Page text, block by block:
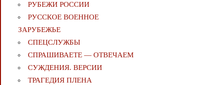
РУБЕЖИ РОССИИ
РУССКОЕ ВОЕННОЕ
ЗАРУБЕЖЬЕ
СПЕЦСЛУЖБЫ
СПРАШИВАЕТЕ — ОТВЕЧАЕМ
СУЖДЕНИЯ. ВЕРСИИ
ТРАГЕДИЯ ПЛЕНА